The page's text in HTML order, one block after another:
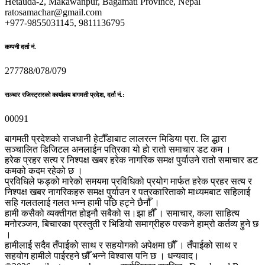
ratosamachar@gmail.com
+977-9855031145, 9811136795
कम्पनी दर्ता नं.
277788/078/079
सञ्चार रजिस्ट्रारको कार्यालय बागमती प्रदेश, दर्ता नं.:
00091
बागमती प्रदेशको राजधानी हेटौँडाबाट लालरत्न मिडिया प्रा. लि द्धारा
सञ्चालित डिजिटल अनलाईन पत्रिका यो हो रातो समाचार डट कम ।
हरेक प्रहर सत्य र निश्पक्ष खबर हरेक नागरिक समक्ष पुर्याउने रातो समाचार डट
कमको कदम रहेको छ ।
प्रविधिले फड्को मारेको समयमा प्रविधिको प्रयोग मार्फत हरेक प्रहर सत्य र
निश्पक्ष खबर नागरिकहरु समक्ष पुर्याउन र पत्रकारिताको माध्यमबाट सहिलाई
सहि गलतलाई गलत भन्न हामी पछि हट्ने छैनौँ ।
हामी कसैको व्यक्तीगत होइनौ सबैको स।झा हौँ । समाचार, कला साहित्य
मनोरञ्जन, बिचारका प्रस्तुती र भिडियो समाग्रीहरु पस्कने हाम्रो कर्तव्य हुने छ
।
हामीलाई सदैव तँपाईको साथ र सहयोगको अपेक्षमा छौँ । तँपाईको साथ र
सहयोग हामीले पाईरहने छौँ भन्ने विश्वास पनि छ । धन्यवाद।